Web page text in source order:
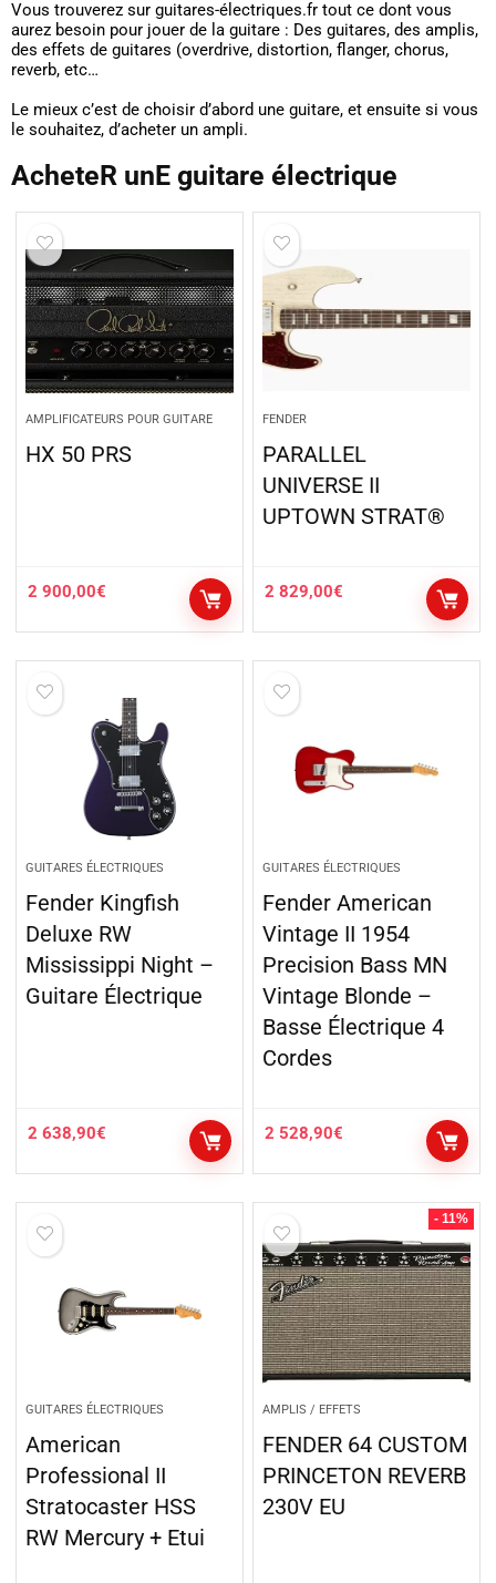
Vous trouverez sur guitares-électriques.fr tout ce dont vous
aurez besoin pour jouer de la guitare : Des guitares, des amplis,
des effets de guitares (overdrive, distortion, flanger, chorus,
reverb, etc…
Le mieux c’est de choisir d’abord une guitare, et ensuite si vous
le souhaitez, d’acheter un ampli.
AcheteR unE guitare électrique
AMPLIFICATEURS POUR GUITARE
HX 50 PRS
2 900,00€
FENDER
PARALLEL
UNIVERSE II
UPTOWN STRAT®
2 829,00€
GUITARES ÉLECTRIQUES
Fender Kingfish
Deluxe RW
Mississippi Night –
Guitare Électrique
2 638,90€
GUITARES ÉLECTRIQUES
Fender American
Vintage II 1954
Precision Bass MN
Vintage Blonde –
Basse Électrique 4
Cordes
2 528,90€
GUITARES ÉLECTRIQUES
American
Professional II
Stratocaster HSS
RW Mercury + Etui
- 11%
AMPLIS / EFFETS
FENDER 64 CUSTOM
PRINCETON REVERB
230V EU